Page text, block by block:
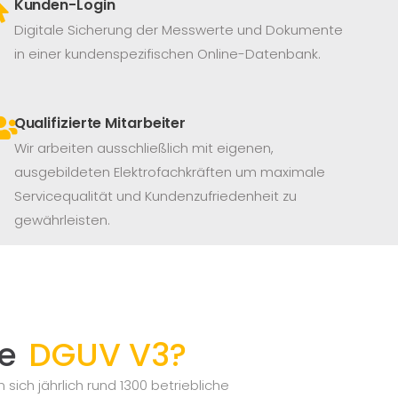
Kunden-Login
Digitale Sicherung der Messwerte und Dokumente
in einer kundenspezifischen Online-Datenbank.
Qualifizierte Mitarbeiter
Wir arbeiten ausschließlich mit eigenen,
ausgebildeten Elektrofachkräften um maximale
Servicequalität und Kundenzufriedenheit zu
gewährleisten.
DGUV V3?
jährlich rund 1300 betriebliche